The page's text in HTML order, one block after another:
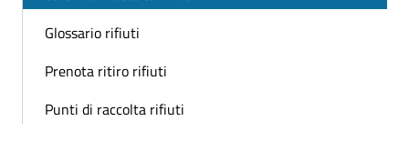
Glossario rifiuti
Prenota ritiro rifiuti
Punti di raccolta rifiuti